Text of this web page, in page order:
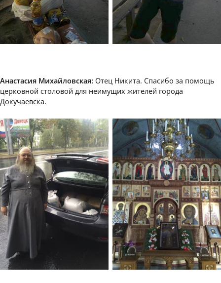
Анастасия Михайловская: Отец Никита. Спасибо за помощь
церковной столовой для неимущих жителей города
Докучаевска.